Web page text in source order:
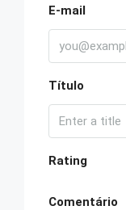
E-mail
Título
Rating
Comentário